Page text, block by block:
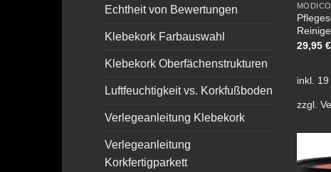
Echtheit von Bewertungen
Klebekork Farbauswahl
Klebekork Oberfächenstrukturen
Luftfeuchtigkeit vs. Korkfußboden
Verlegeanleitung Klebekork
Verlegeanleitung
Korkfertigparkett
29,95 €
inkl.
zzgl.